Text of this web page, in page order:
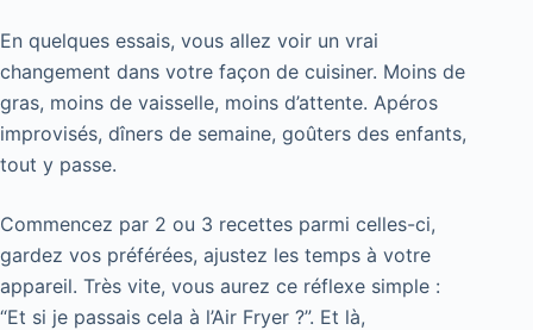
En quelques essais, vous allez voir un vrai
changement dans votre façon de cuisiner. Moins de
gras, moins de vaisselle, moins d’attente. Apéros
improvisés, dîners de semaine, goûters des enfants,
tout y passe.
Commencez par 2 ou 3 recettes parmi celles-ci,
gardez vos préférées, ajustez les temps à votre
appareil. Très vite, vous aurez ce réflexe simple :
“Et si je passais cela à l’Air Fryer ?”. Et là,